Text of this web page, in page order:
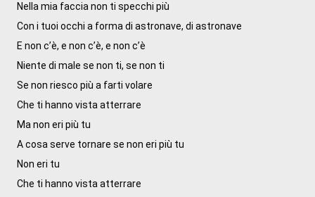
Nella mia faccia non ti specchi più
Con i tuoi occhi a forma di astronave, di astronave
E non c’è, e non c’è, e non c’è
Niente di malе se non ti, se non ti
Se non riеsco più a farti volare
Che ti hanno vista atterrare
Ma non eri più tu
A cosa serve tornare se non eri più tu
Non eri tu
Che ti hanno vista atterrare